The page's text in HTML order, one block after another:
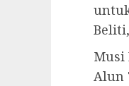
Musi
Alun